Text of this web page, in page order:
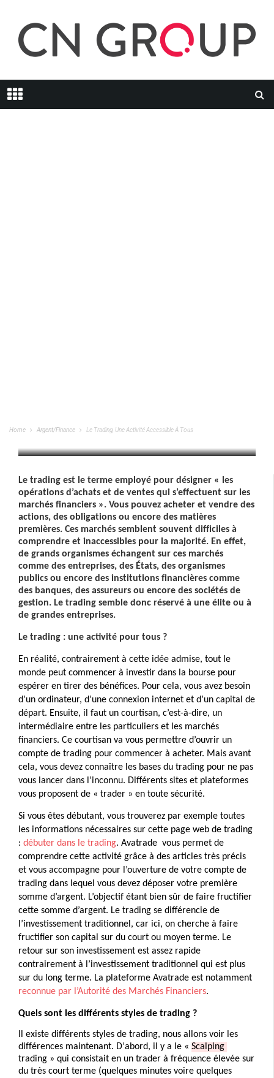
Home Argent/Finance Le Trading, Une Activité Accessible À Tous
Le trading est le terme employé pour désigner « les
opérations d’achats et de ventes qui s’effectuent sur les
marchés financiers ». Vous pouvez acheter et vendre des
actions, des obligations ou encore des matières
premières. Ces marchés semblent souvent difficiles à
comprendre et inaccessibles pour la majorité. En effet,
de grands organismes échangent sur ces marchés
comme des entreprises, des États, des organismes
publics ou encore des institutions financières comme
des banques, des assureurs ou encore des sociétés de
gestion. Le trading semble donc réservé à une élite ou à
de grandes entreprises.
Le trading : une activité pour tous ?
En réalité, contrairement à cette idée admise, tout le
monde peut commencer à investir dans la bourse pour
espérer en tirer des bénéfices. Pour cela, vous avez besoin
d’un ordinateur, d’une connexion internet et d’un capital de
départ. Ensuite, il faut un courtisan, c’est-à-dire, un
intermédiaire entre les particuliers et les marchés
financiers. Ce courtisan va vous permettre d’ouvrir un
compte de trading pour commencer à acheter. Mais avant
cela, vous devez connaître les bases du trading pour ne pas
vous lancer dans l’inconnu. Différents sites et plateformes
vous proposent de « trader » en toute sécurité.
Si vous êtes débutant, vous trouverez par exemple toutes
les informations nécessaires sur cette page web de trading
: débuter dans le trading. Avatrade vous permet de
comprendre cette activité grâce à des articles très précis
et vous accompagne pour l’ouverture de votre compte de
trading dans lequel vous devez déposer votre première
somme d’argent. L’objectif étant bien sûr de faire fructifier
cette somme d’argent. Le trading se différencie de
l’investissement traditionnel, car ici, on cherche à faire
fructifier son capital sur du court ou moyen terme. Le
retour sur son investissement est assez rapide
contrairement à l’investissement traditionnel qui est plus
reconnue par l’Autorité des Marchés Financiers.
Quels sont les différents styles de trading ?
Il existe différents styles de trading, nous allons voir les
différences maintenant. D’abord, il y a le «
trading » qui consistait en un trader à fréquence élevée sur
du très court terme (quelques minutes voire quelques